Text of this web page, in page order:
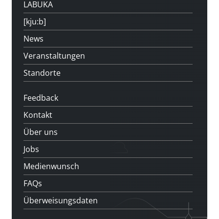
LABUKA
[kju:b]
News
Veranstaltungen
Standorte
Feedback
Kontakt
Über uns
Jobs
Medienwunsch
FAQs
Überweisungsdaten